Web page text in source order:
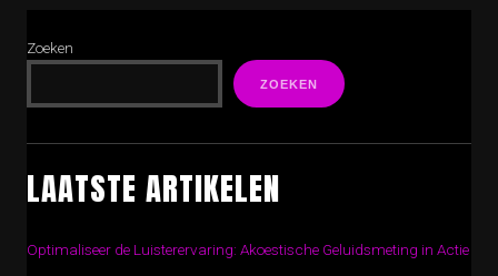
Zoeken
ZOEKEN
LAATSTE ARTIKELEN
Optimaliseer de Luisterervaring: Akoestische Geluidsmeting in Actie